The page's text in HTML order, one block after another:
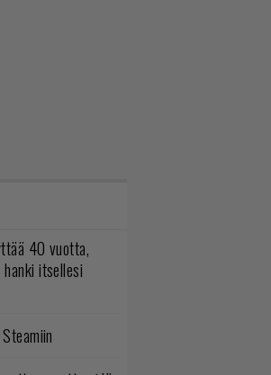
40 vuotta,
itsellesi